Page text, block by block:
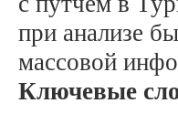
при анализе
массовой
Ключевые